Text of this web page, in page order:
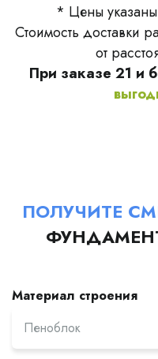
* Цены
Стоимость доставки
от
При заказе 21 и
ПОЛУЧИТЕ
Материал строения